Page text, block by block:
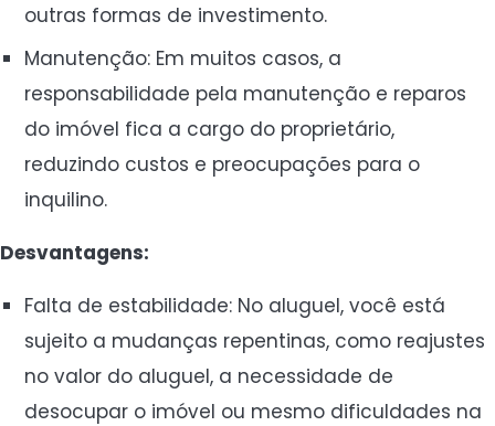
outras formas de investimento.
Manutenção: Em muitos casos, a
responsabilidade pela manutenção e reparos
do imóvel fica a cargo do proprietário,
reduzindo custos e preocupações para o
inquilino.
Desvantagens:
Falta de estabilidade: No aluguel, você está
sujeito a mudanças repentinas, como reajustes
no valor do aluguel, a necessidade de
desocupar o imóvel ou mesmo dificuldades na